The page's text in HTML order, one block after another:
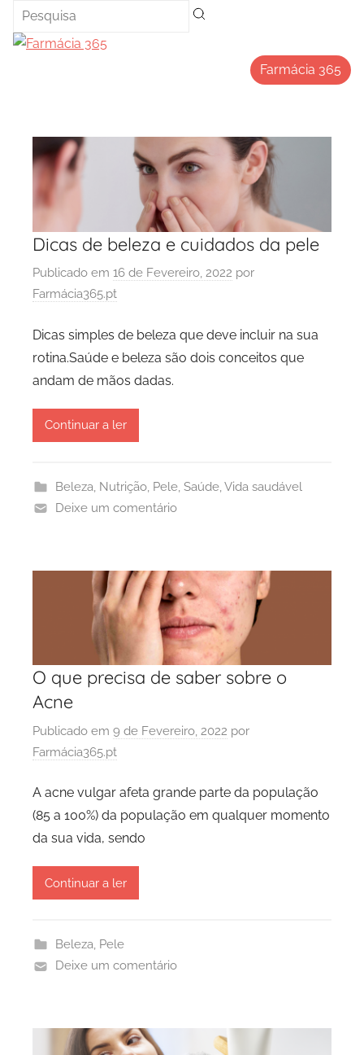
Saltar
para
Farmácia 365
Dicas de beleza e cuidados da pele
Publicado em 16 de Fevereiro, 2022 por
Farmácia365.pt
Dicas simples de beleza que deve incluir na sua
rotina.Saúde e beleza são dois conceitos que
andam de mãos dadas.
Continuar a ler
Beleza Nutrição, Pele, Saúde, Vida saudável
Deixe um comentário
O que precisa de saber sobre o
Acne
Publicado em 9 de Fevereiro, 2022 por
Farmácia365.pt
A acne vulgar afeta grande parte da população
(85 a 100%) da população em qualquer momento
da sua vida, sendo
Continuar a ler
Beleza, Pele
Deixe um comentário